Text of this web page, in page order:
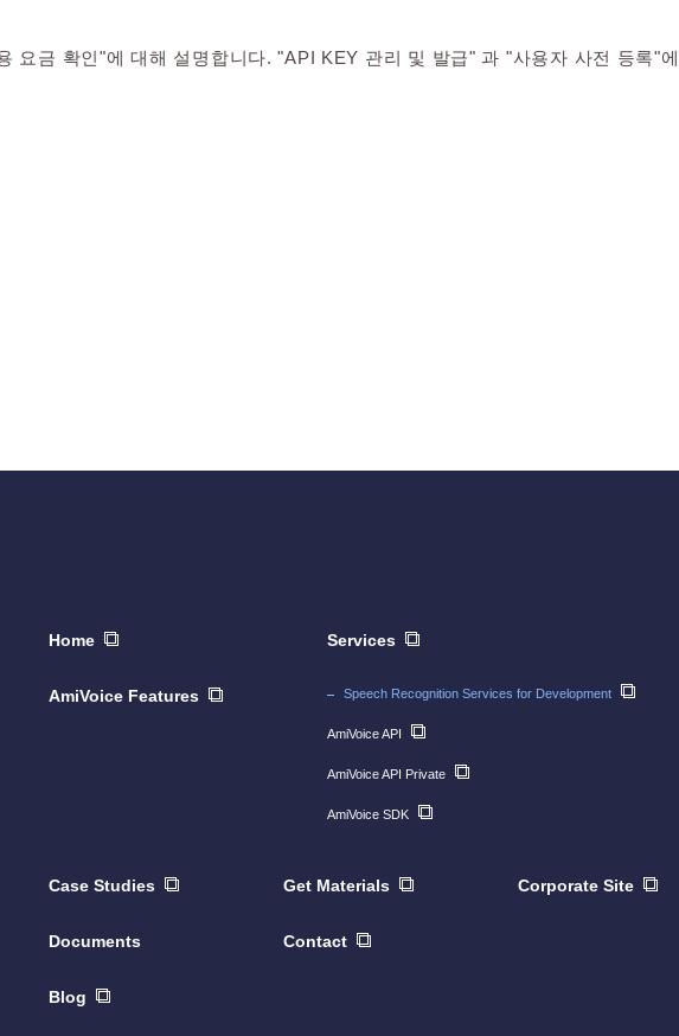
요금 확인"에 대해 설명합니다. "API KEY 관리 및 발급" 과 "사용자 사전 등록"
Home
AmiVoice Features
Services
Speech Recognition Services for Development
AmiVoice API
AmiVoice API Private
AmiVoice SDK
Case Studies
Documents
Blog
Get Materials
Contact
Corporate Site